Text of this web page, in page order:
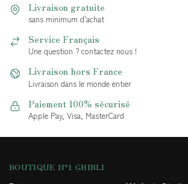
Livraison gratuite
sans minimum d'achat
Service Français
Une question ? contactez nous !
Livraison hors France
Livraison dans le monde entier
Paiement 100% sécurisé
Apple Pay, Visa, MasterCard
BOUTIQUE N°1 GHIBLI